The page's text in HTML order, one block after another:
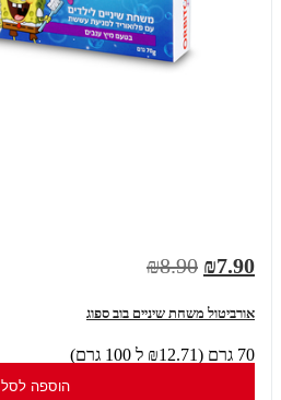
₪7.90
₪8.90
אורביטול משחת שיניים בוב ספוג
70 גרם (₪12.71 ל 100 גרם)
הוספה לסל